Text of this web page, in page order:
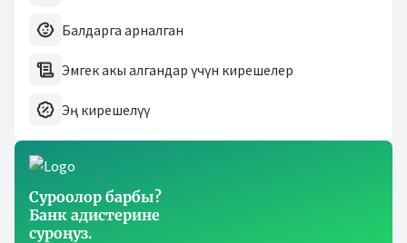
Балдарга арналган
Эмгек акы алгандар үчүн кирешелер
Эң кирешелүү
Суроолор барбы?
Банк адистерине
суроңуз.